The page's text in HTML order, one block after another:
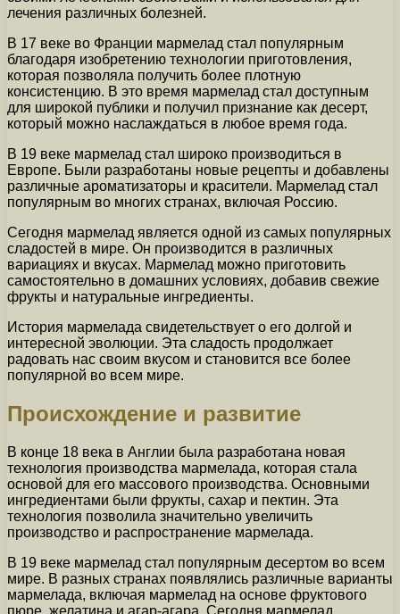
лечения различных болезней.
В 17 веке во Франции мармелад стал популярным
благодаря изобретению технологии приготовления,
которая позволяла получить более плотную
консистенцию. В это время мармелад стал доступным
для широкой публики и получил признание как десерт,
который можно наслаждаться в любое время года.
В 19 веке мармелад стал широко производиться в
Европе. Были разработаны новые рецепты и добавлены
различные ароматизаторы и красители. Мармелад стал
популярным во многих странах, включая Россию.
Сегодня мармелад является одной из самых популярных
сладостей в мире. Он производится в различных
вариациях и вкусах. Мармелад можно приготовить
самостоятельно в домашних условиях, добавив свежие
фрукты и натуральные ингредиенты.
История мармелада свидетельствует о его долгой и
интересной эволюции. Эта сладость продолжает
радовать нас своим вкусом и становится все более
популярной во всем мире.
Происхождение и развитие
В конце 18 века в Англии была разработана новая
технология производства мармелада, которая стала
основой для его массового производства. Основными
ингредиентами были фрукты, сахар и пектин. Эта
технология позволила значительно увеличить
производство и распространение мармелада.
В 19 веке мармелад стал популярным десертом во всем
мире. В разных странах появлялись различные варианты
мармелада, включая мармелад на основе фруктового
пюре, желатина и агар-агара. Сегодня мармелад